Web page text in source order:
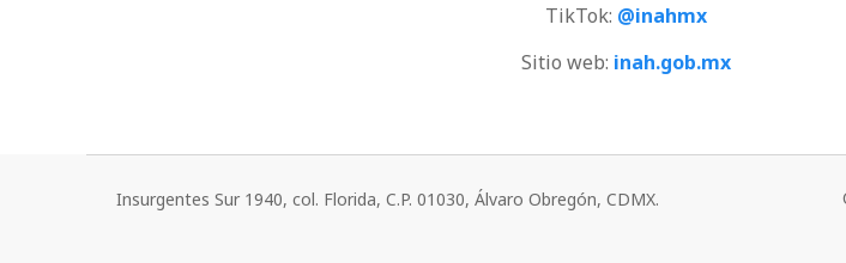
TikTok: @inahmx
Sitio web: inah.gob.mx
Insurgentes Sur 1940, col. Florida, C.P. 01030, Álvaro Obregón, CDMX.